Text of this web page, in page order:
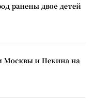
ранены двое детей
Москвы и Пекина на